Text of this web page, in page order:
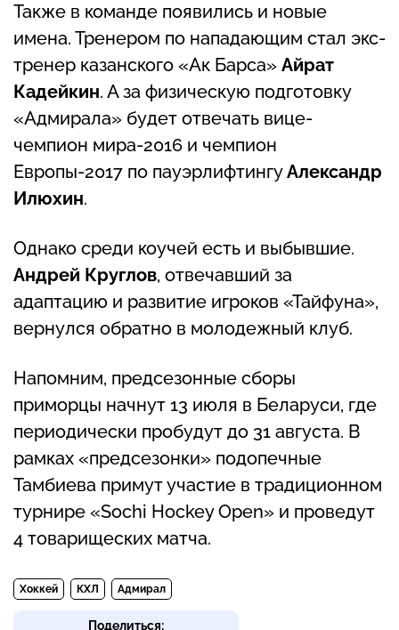
Также в команде появились и новые
имена. Тренером по нападающим стал экс-
тренер казанского «Ак Барса» Айрат
Кадейкин. А за физическую подготовку
«Адмирала» будет отвечать вице-
чемпион мира-2016 и чемпион
Европы-2017 по пауэрлифтингуАлександр
Илюхин.
Однако среди коучей есть и выбывшие.
Андрей Круглов, отвечавший за
адаптацию и развитие игроков «Тайфуна»,
вернулся обратно в молодежный клуб.
Напомним, предсезонные сборы
приморцы начнут 13 июля в Беларуси, где
периодически пробудут до 31 августа. В
рамках «предсезонки» подопечные
Тамбиева примут участие в традиционном
турнире «Sochi Hockey Open» и проведут
4 товарищеских матча.
Хоккей КХЛ Адмирал
Поделиться: